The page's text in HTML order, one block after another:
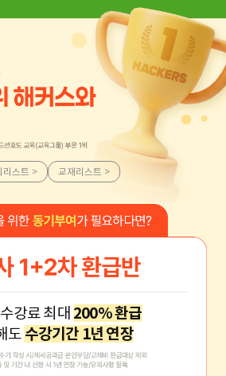
강료 최대 200% 환급
도 수강기간 1년 연장
리스트 > 교재리스트 >